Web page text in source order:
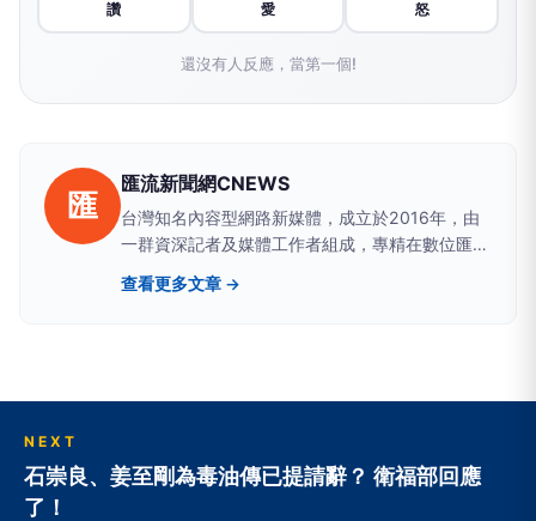
讚 愛 怒
還沒有人反應，當第一個!
匯
匯流新聞網CNEWS
台灣知名內容型網路新媒體，成立於2016年，由
一群資深記者及媒體工作者組成，專精在數位匯
流、醫藥生活、網路科技、政治民調、新能源及金
融財經等領域。新聞擴散平台包括雅虎、google
查看更多文章 →
NEXT
石崇良、姜至剛為毒油傳已提請辭？ 衛福部回應
了！